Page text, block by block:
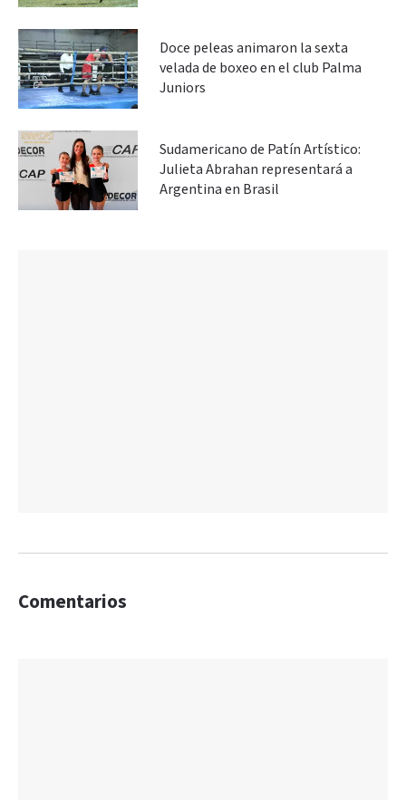
Doce peleas animaron la sexta
velada de boxeo en el club Palma
Juniors
Sudamericano de Patín Artístico:
Julieta Abrahan representará a
Argentina en Brasil
Comentarios